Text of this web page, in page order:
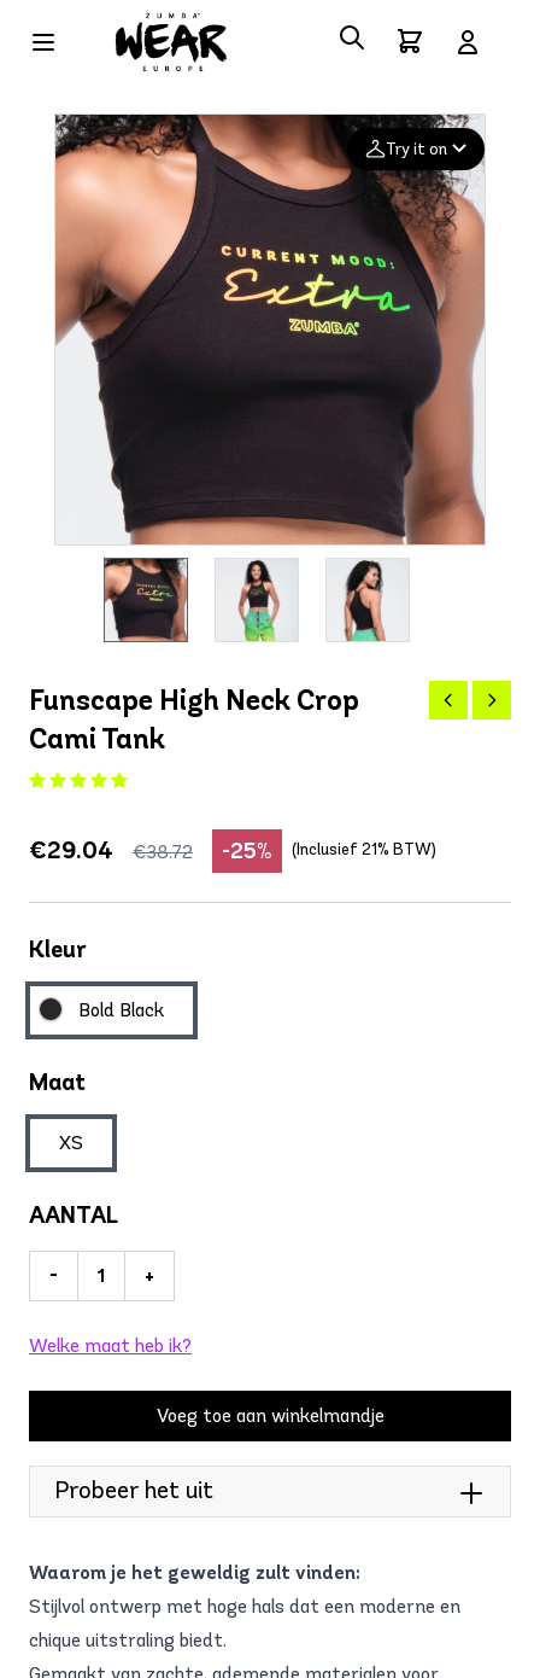
Try it on
Add your
photo
Deleted after 24 hours
Funscape High Neck Crop
Cami Tank
€38.72
€29.04 -25% (Inclusief 21% BTW)
Kleur
Bold Black
Maat
XS
AANTAL
- +
Welke maat heb ik?
Voeg toe aan winkelmandje
Probeer het uit
Waarom je het geweldig zult vinden:
Stijlvol ontwerp met hoge hals dat een moderne en
chique uitstraling biedt.